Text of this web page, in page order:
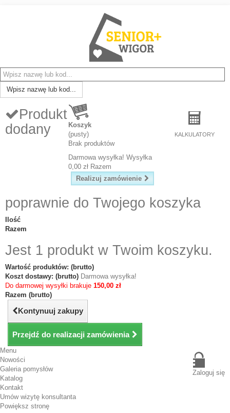
Wpisz nazwę lub kod...
KALKULATORY
Koszyk
(pusty)
Brak produktów
Darmowa wysyłka! Wysyłka
0,00 zł Razem
Realizuj zamówienie
Produkt
dodany
poprawnie do Twojego koszyka
Ilość
Razem
Jest 1 produkt w Twoim koszyku.
Wartość produktów: (brutto)
Koszt dostawy: (brutto) Darmowa wysyłka!
Do darmowej wysyłki brakuje 150,00 zł
Razem (brutto)
Kontynuuj zakupy
Przejdź do realizacji zamówienia
Zaloguj się
Menu
Nowości
Galeria pomysłów
Katalog
Kontakt
Umów wizytę konsultanta
Powiększ stronę